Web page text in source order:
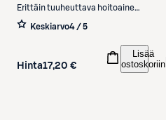
Erittäin tuuheuttava hoitoaine
250 ml
Keskiarvo4 / 5
Hinta17,20 €
Lisää
ostoskoriin